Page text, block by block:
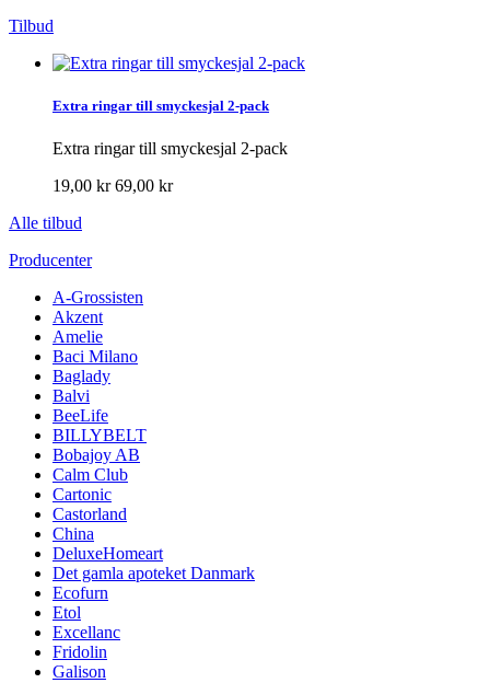
Tilbud
Extra ringar till smyckesjal 2-pack
Extra ringar till smyckesjal 2-pack
19,00 kr69,00 kr
Alle tilbud
Producenter
A-Grossisten
Akzent
Amelie
Baci Milano
Baglady
Balvi
BeeLife
BILLYBELT
Bobajoy AB
Calm Club
Cartonic
Castorland
China
DeluxeHomeart
Det gamla apoteket Danmark
Ecofurn
Etol
Excellanc
Fridolin
Galison